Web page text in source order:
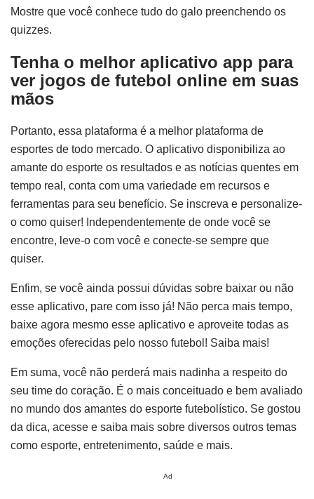
Mostre que você conhece tudo do galo preenchendo os
quizzes.
Tenha o melhor aplicativo app para
ver jogos de futebol online em suas
mãos
Portanto, essa plataforma é a melhor plataforma de
esportes de todo mercado. O aplicativo disponibiliza ao
amante do esporte os resultados e as notícias quentes em
tempo real, conta com uma variedade em recursos e
ferramentas para seu benefício. Se inscreva e personalize-
o como quiser! Independentemente de onde você se
encontre, leve-o com você e conecte-se sempre que
quiser.
Enfim, se você ainda possui dúvidas sobre baixar ou não
esse aplicativo, pare com isso já! Não perca mais tempo,
baixe agora mesmo esse aplicativo e aproveite todas as
emoções oferecidas pelo nosso futebol! Saiba mais!
Em suma, você não perderá mais nadinha a respeito do
seu time do coração. É o mais conceituado e bem avaliado
no mundo dos amantes do esporte futebolístico. Se gostou
da dica, acesse e saiba mais sobre diversos outros temas
como esporte, entretenimento, saúde e mais.
Ad